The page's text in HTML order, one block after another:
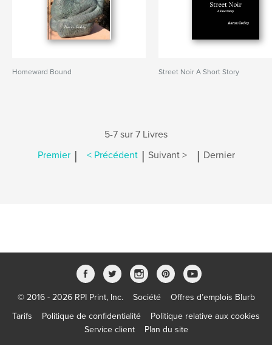
Homeward Bound Street Noir A Short Story
5-7 sur 7 Livres
Premier | < Précédent | Suivant > | Dernier
© 2016 - 2026 RPI Print, Inc. Société
Offres d’emplois Blurb
Tarifs
Politique de confidentialité
Politique relative aux cookies
Service client
Plan du site